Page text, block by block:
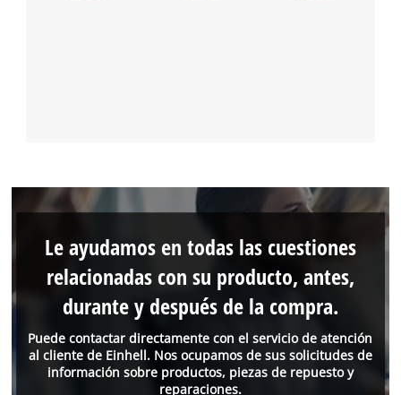
Puede contactar directamente con el servicio de atención
al cliente de Einhell. Nos ocupamos de sus solicitudes de
información sobre productos, piezas de repuesto y
reparaciones.
Le ayudamos en todas las cuestiones
relacionadas con su producto, antes,
durante y después de la compra.